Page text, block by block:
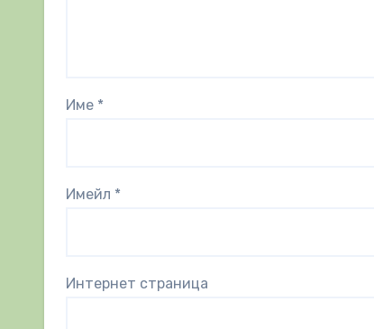
Име *
Имейл *
Интернет страница